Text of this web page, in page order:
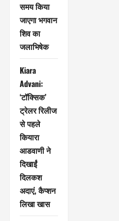
समय किया
जाएगा भगवान
शिव का
जलाभिषेक
Kiara
Advani:
‘टॉक्सिक’
ट्रेलर रिलीज
से पहले
कियारा
आडवाणी ने
दिखाईं
दिलकश
अदाएं, कैप्शन
लिखा खास